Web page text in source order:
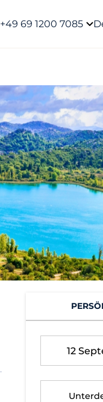
+49 69 1200 7085
12